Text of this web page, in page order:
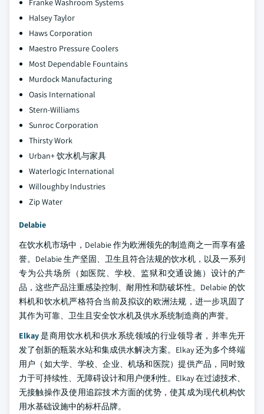
Franke Washroom Systems
Halsey Taylor
Haws Corporation
Maestro Pressure Coolers
Most Dependable Fountains
Murdock Manufacturing
Oasis International
Stern-Williams
Sunroc Corporation
Thirsty Work
Urban+ 饮水机与家具
Waterlogic International
Willoughby Industries
Zip Water
Delabie
在饮水机市场中，Delabie 作为欧洲领先的制造商之一而享有盛
誉。Delabie 生产坚固、卫生且符合法规的饮水机，以及一系列
专为公共场所（如医院、学校、监狱和交通设施）设计的产
品，这些产品注重感染控制、耐用性和防破坏性。Delabie 的饮
料机和饮水机严格符合当前及拟议的欧洲法规，进一步巩固了
其作为可靠、卫生且安全饮水机及供水系统制造商的声誉。
Elkay是商用饮水机和供水系统领域的行业领导者，并率先开
发了创新的瓶装水站和集成供水解决方案。Elkay 还为多个终端
用户（如大学、学校、企业、机场和医院）提供产品，同时致
力于可持续性、无障碍设计和用户便利性。Elkay 在过滤技术、
无接触操作及使用追踪技术方面的优势，使其成为现代机构饮
用水基础设施中的标杆品牌。